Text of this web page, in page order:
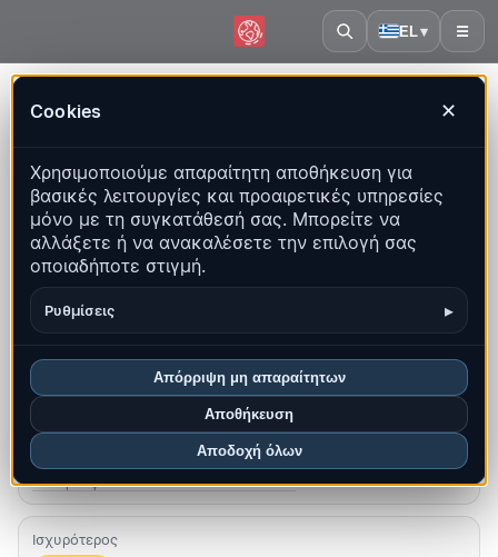
EL▾ ☰
Cookies ✕
Χρησιμοποιούμε απαραίτητη αποθήκευση για
βασικές λειτουργίες και προαιρετικές υπηρεσίες
μόνο με τη συγκατάθεσή σας. Μπορείτε να
αλλάξετε ή να ανακαλέσετε την επιλογή σας
οποιαδήποτε στιγμή.
Ρυθμίσεις ▸
Απόρριψη μη απαραίτητων
Αποθήκευση
Αποδοχή όλων
Ζωντανός χάρτης, στατιστικά και πρόσφατα γεγονότα
Άνοιγμα ιστορικού χάρτη
Τα πιο πρόσφατα σε αυτή τη χώρα
Επισκόπηση
Κορυφαίες περιοχές Συχνές ερωτήσεις
Σεισμοί αυτόν τον μήνα
0
Πιο πρόσφατο UTC: 2026-07-12 02:01:12
Ισχυρότερος